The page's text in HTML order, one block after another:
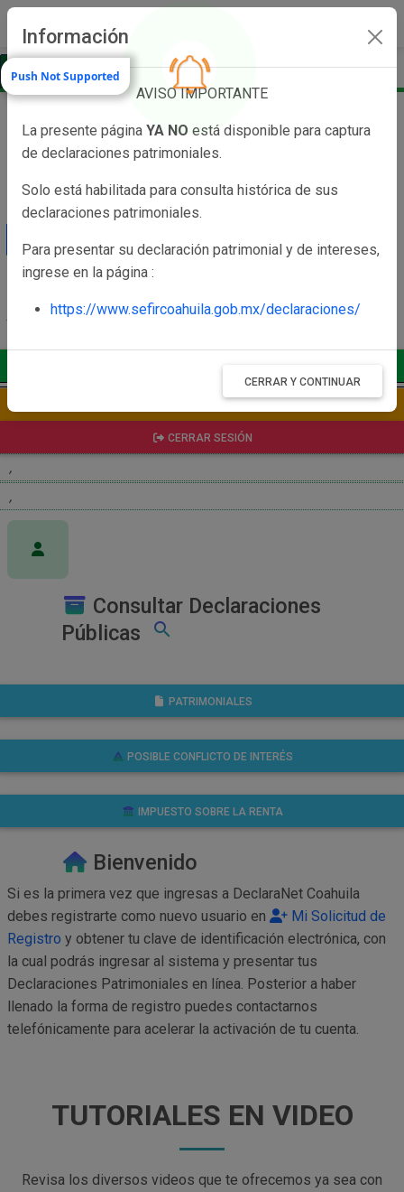
Información
AVISO IMPORTANTE
La presente página YA NO está disponible para captura
de declaraciones patrimoniales.
Solo está habilitada para consulta histórica de sus
declaraciones patrimoniales.
Para presentar su declaración patrimonial y de intereses,
ingrese en la página :
https://www.sefircoahuila.gob.mx/declaraciones/
CERRAR Y CONTINUAR
Push Not Supported
Acceder
Usuario
Contraseña
ACCESAR
CERRAR SESIÓN
,
,
Consultar Declaraciones
Públicas
search
PATRIMONIALES
POSIBLE CONFLICTO DE INTERÉS
IMPUESTO SOBRE LA RENTA
Bienvenido
Si es la primera vez que ingresas a DeclaraNet Coahuila
debes registrarte como nuevo usuario en
Mi Solicitud de
Registro y obtener tu clave de identificación electrónica, con
la cual podrás ingresar al sistema y presentar tus
Declaraciones Patrimoniales en línea. Posterior a haber
llenado la forma de registro puedes contactarnos
telefónicamente para acelerar la activación de tu cuenta.
TUTORIALES EN VIDEO
Revisa los diversos videos que te ofrecemos ya sea con